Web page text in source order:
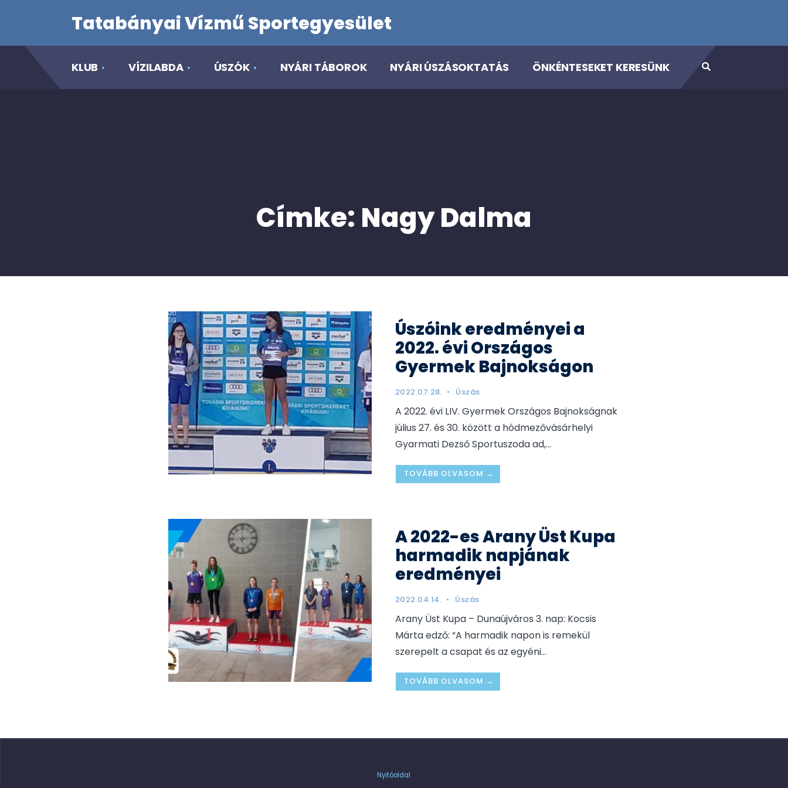
Tatabányai Vízmű Sportegyesület
KLUB VÍZILABDA ÚSZÓK NYÁRI TÁBOROK NYÁRI ÚSZÁSOKTATÁS ÖNKÉNTESEKET KERESÜNK
Címke: Nagy Dalma
Úszóink eredményei a
2022. évi Országos
Gyermek Bajnokságon
2022.07.28. • Úszás
A 2022. évi LIV. Gyermek Országos Bajnokságnak
július 27. és 30. között a hódmezővásárhelyi
Gyarmati Dezső Sportuszoda ad,...
TOVÁBB OLVASOM →
A 2022-es Arany Üst Kupa
harmadik napjának
eredményei
2022.04.14. • Úszás
Arany Üst Kupa – Dunaújváros 3. nap: Kocsis
Márta edző: “A harmadik napon is remekül
szerepelt a csapat és az egyéni...
TOVÁBB OLVASOM →
Nyitóoldal